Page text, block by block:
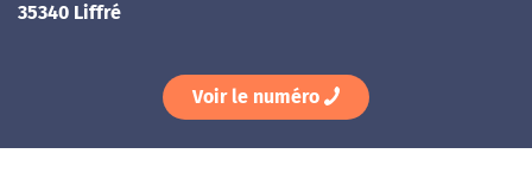
35340 Liffré
Voir le numéro